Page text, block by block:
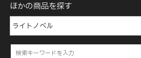
ほかの商品を探す